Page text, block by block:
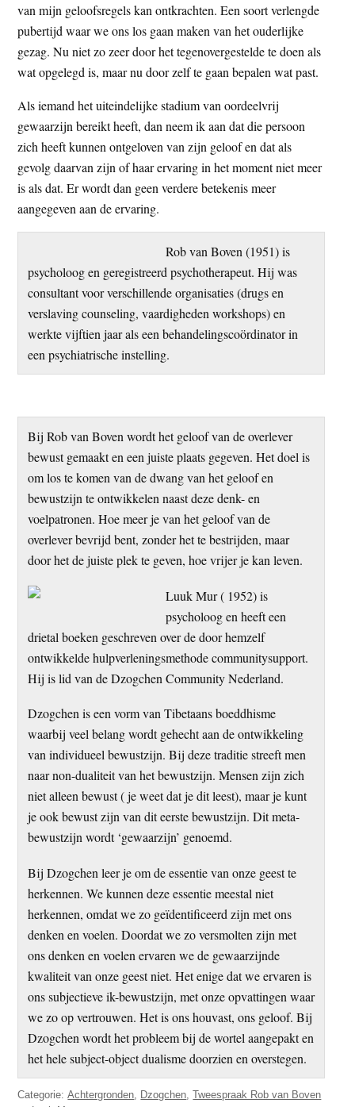
van mijn geloofsregels kan ontkrachten. Een soort verlengde
pubertijd waar we ons los gaan maken van het ouderlijke
gezag. Nu niet zo zeer door het tegenovergestelde te doen als
wat opgelegd is, maar nu door zelf te gaan bepalen wat past.
Als iemand het uiteindelijke stadium van oordeelvrij
gewaarzijn bereikt heeft, dan neem ik aan dat die persoon
zich heeft kunnen ontgeloven van zijn geloof en dat als
gevolg daarvan zijn of haar ervaring in het moment niet meer
is als dat. Er wordt dan geen verdere betekenis meer
aangegeven aan de ervaring.
Rob van Boven (1951) is
psycholoog en geregistreerd psychotherapeut. Hij was
consultant voor verschillende organisaties (drugs en
verslaving counseling, vaardigheden workshops) en
werkte vijftien jaar als een behandelingscoördinator in
een psychiatrische instelling.
Bij Rob van Boven wordt het geloof van de overlever
bewust gemaakt en een juiste plaats gegeven. Het doel is
om los te komen van de dwang van het geloof en
bewustzijn te ontwikkelen naast deze denk- en
voelpatronen. Hoe meer je van het geloof van de
overlever bevrijd bent, zonder het te bestrijden, maar
door het de juiste plek te geven, hoe vrijer je kan leven.
Luuk Mur ( 1952) is
psycholoog en heeft een
drietal boeken geschreven over de door hemzelf
ontwikkelde hulpverleningsmethode communitysupport.
Hij is lid van de Dzogchen Community Nederland.
Dzogchen is een vorm van Tibetaans boeddhisme
waarbij veel belang wordt gehecht aan de ontwikkeling
van individueel bewustzijn. Bij deze traditie streeft men
naar non-dualiteit van het bewustzijn. Mensen zijn zich
niet alleen bewust ( je weet dat je dit leest), maar je kunt
je ook bewust zijn van dit eerste bewustzijn. Dit meta-
bewustzijn wordt ‘gewaarzijn’ genoemd.
Bij Dzogchen leer je om de essentie van onze geest te
herkennen. We kunnen deze essentie meestal niet
herkennen, omdat we zo geïdentificeerd zijn met ons
denken en voelen. Doordat we zo versmolten zijn met
ons denken en voelen ervaren we de gewaarzijnde
kwaliteit van onze geest niet. Het enige dat we ervaren is
ons subjectieve ik-bewustzijn, met onze opvattingen waar
we zo op vertrouwen. Het is ons houvast, ons geloof. Bij
Dzogchen wordt het probleem bij de wortel aangepakt en
het hele subject-object dualisme doorzien en overstegen.
Categorie:Achtergronden, Dzogchen,Tweespraak Rob van Boven